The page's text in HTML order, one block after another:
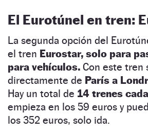
El Eurotúnel en tren:
La segunda opción del
el tren Eurostar, solo para
para vehículos. Con este tren
directamente de París a
Hay un total de 14 trenes
empieza en los 59 euros y
los 352 euros, solo ida.